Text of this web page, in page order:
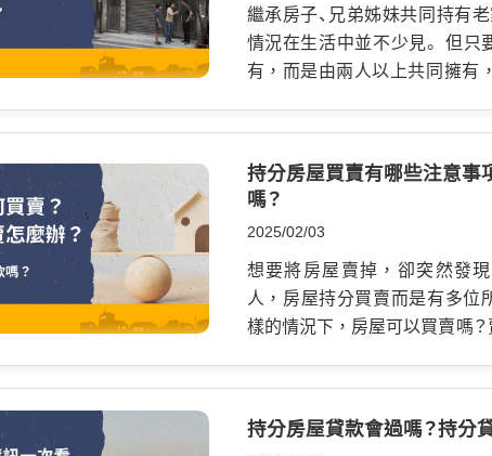
繼承房子、兄弟姊妹共同持有
情況在生活中並不少見。 但只
有，而是由兩人以上共同擁有
明名下有房，房子也有價值，
銀行不願意核貸。 這時才發現，
貸款」是兩回事。 這篇文章會
分房屋？持分房屋貸款為什麼
哪些方式可以評估？如果你正
或持分房地資金需求，可以先
有一定比例；也可能是兄弟姊妹
持分房屋買賣有哪些注意事
嗎？
2025/02/03
想要將房屋賣掉，卻突然發
人，房屋持分買賣而是有多位
樣的情況下，房屋可以買賣嗎
分之一的產權，依此類推。 會
持分房屋貸款會過嗎？持分